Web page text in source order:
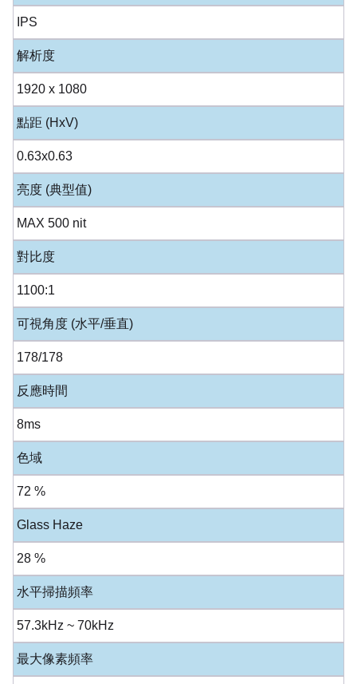
IPS
解析度
1920 x 1080
點距 (HxV)
0.63x0.63
亮度 (典型值)
MAX 500 nit
對比度
1100:1
可視角度 (水平/垂直)
178/178
反應時間
8ms
色域
72 %
Glass Haze
28 %
水平掃描頻率
57.3kHz ~ 70kHz
最大像素頻率